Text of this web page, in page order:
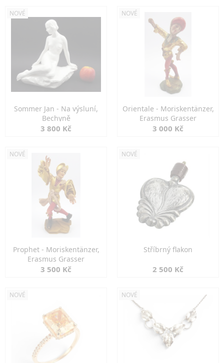
NOVÉ
Sommer Jan - Na výsluní,
Bechyně
3 800 Kč
NOVÉ
Orientale - Moriskentänzer,
Erasmus Grasser
3 000 Kč
NOVÉ
Prophet - Moriskentänzer,
Erasmus Grasser
3 500 Kč
NOVÉ
Stříbrný flakon
2 500 Kč
NOVÉ NOVÉ